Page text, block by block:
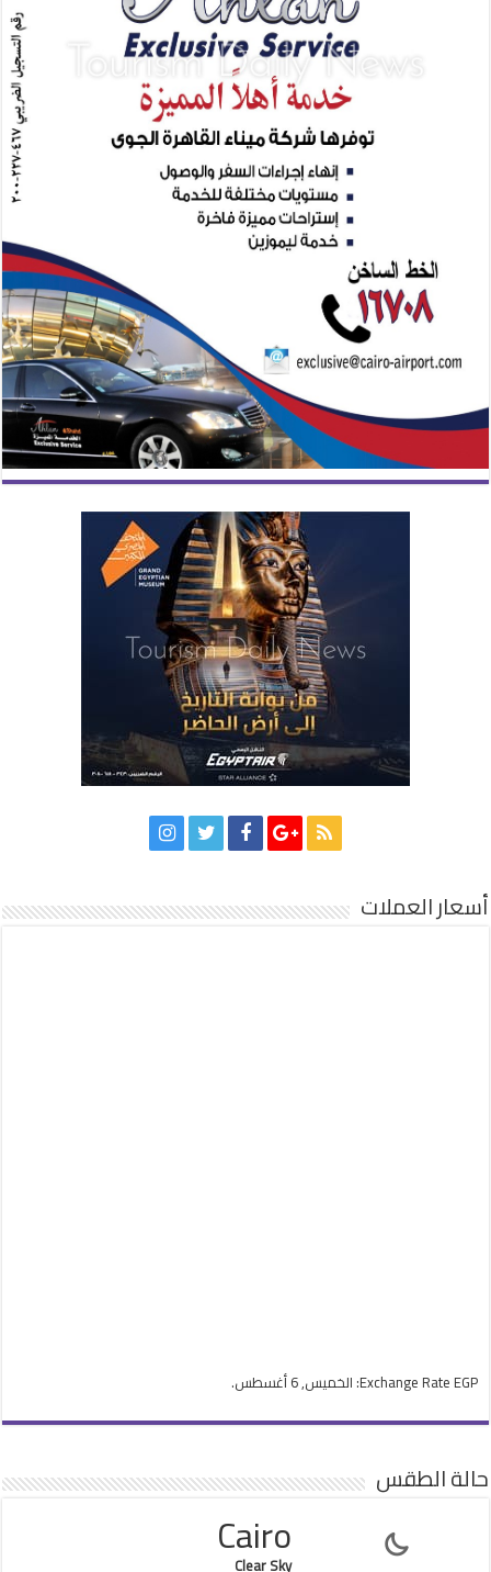
أسعار العملات
Exchange Rate EGP : الخميس, 6 أغسطس.
حالة الطقس
Cairo
Clear Sky